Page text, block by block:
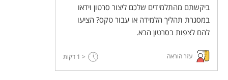
ביקשתם מהתלמידים שלכם ליצור סרטון וידאו
במסגרת תהליך הלמידה או עבור טקס? הציעו
להם לצפות בסרטון הבא.
עזר הוראה < 1 דקות